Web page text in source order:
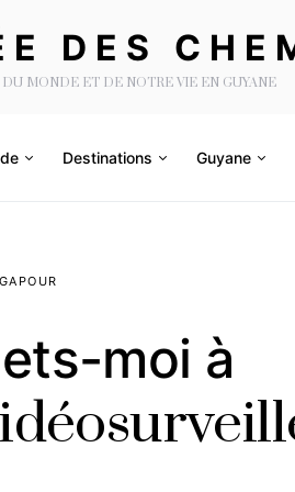
DES
MONDE ET DE NOTRE VIE EN GUYANE
Destinations Guyane
moi à